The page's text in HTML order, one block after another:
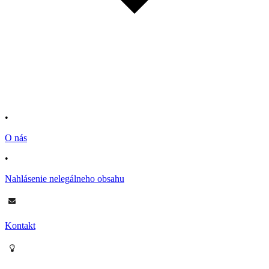
•
O nás
•
Nahlásenie nelegálneho obsahu
Kontakt